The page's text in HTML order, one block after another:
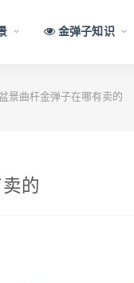
金弹子知识
景曲杆金弹子在哪有卖的
的